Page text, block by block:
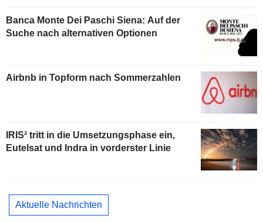
Banca Monte Dei Paschi Siena: Auf der
Suche nach alternativen Optionen
Airbnb in Topform nach Sommerzahlen
IRIS² tritt in die Umsetzungsphase ein,
Eutelsat und Indra in vorderster Linie
Aktuelle Nachrichten